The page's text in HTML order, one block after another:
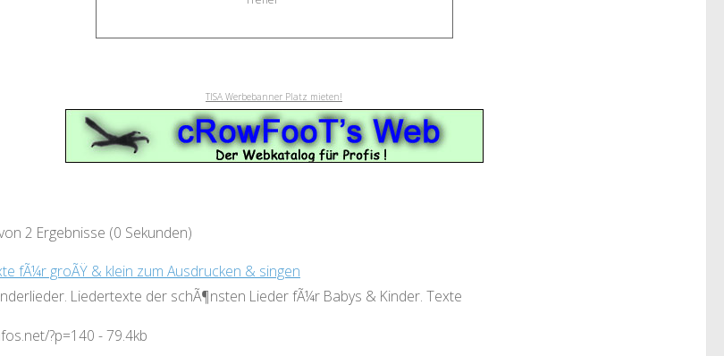
TISA Werbebanner Platz mieten!
2 Ergebnisse (0 Sekunden)
fÃ¼r groÃŸ & klein zum Ausdrucken & singen
Liedertexte der schÃ¶nsten Lieder fÃ¼r Babys & Kinder. Texte
?p=140 - 79.4kb